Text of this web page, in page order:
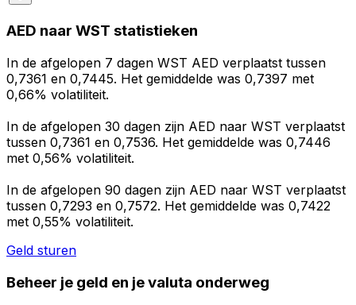
AED naar WST statistieken
In de afgelopen 7 dagen WST AED verplaatst tussen
0,7361 en 0,7445. Het gemiddelde was 0,7397 met
0,66% volatiliteit.
In de afgelopen 30 dagen zijn AED naar WST verplaatst
tussen 0,7361 en 0,7536. Het gemiddelde was 0,7446
met 0,56% volatiliteit.
In de afgelopen 90 dagen zijn AED naar WST verplaatst
tussen 0,7293 en 0,7572. Het gemiddelde was 0,7422
met 0,55% volatiliteit.
Geld sturen
Beheer je geld en je valuta onderweg